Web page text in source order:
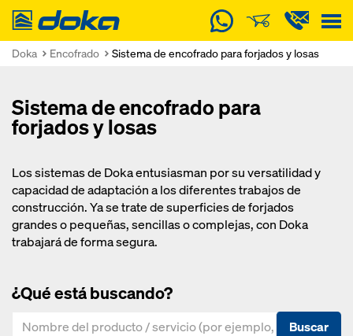
Doka
Doka Encofrado Sistema de encofrado para forjados y losas
Sistema de encofrado para
forjados y losas
Los sistemas de Doka entusiasman por su versatilidad y
capacidad de adaptación a los diferentes trabajos de
construcción. Ya se trate de superficies de forjados
grandes o pequeñas, sencillas o complejas, con Doka
trabajará de forma segura.
¿Qué está buscando?
Buscar